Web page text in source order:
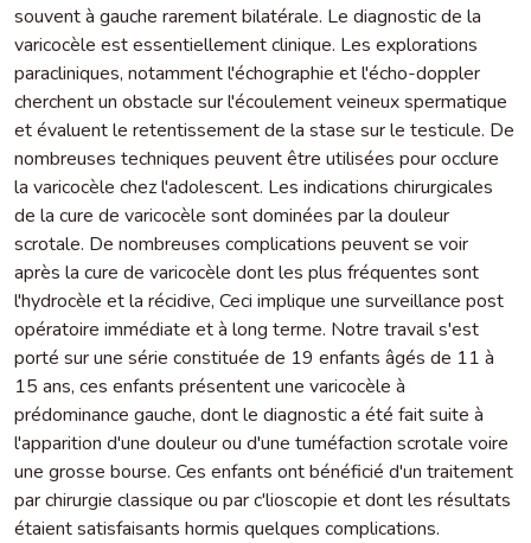
souvent à gauche rarement bilatérale. Le diagnostic de la
varicocèle est essentiellement clinique. Les explorations
paracliniques, notamment l'échographie et l'écho-doppler
cherchent un obstacle sur l'écoulement veineux spermatique
et évaluent le retentissement de la stase sur le testicule. De
nombreuses techniques peuvent être utilisées pour occlure
la varicocèle chez l'adolescent. Les indications chirurgicales
de la cure de varicocèle sont dominées par la douleur
scrotale. De nombreuses complications peuvent se voir
après la cure de varicocèle dont les plus fréquentes sont
l'hydrocèle et la récidive, Ceci implique une surveillance post
opératoire immédiate et à long terme. Notre travail s'est
porté sur une série constituée de 19 enfants âgés de 11 à
15 ans, ces enfants présentent une varicocèle à
prédominance gauche, dont le diagnostic a été fait suite à
l'apparition d'une douleur ou d'une tuméfaction scrotale voire
une grosse bourse. Ces enfants ont bénéficié d'un traitement
par chirurgie classique ou par c'lioscopie et dont les résultats
étaient satisfaisants hormis quelques complications.